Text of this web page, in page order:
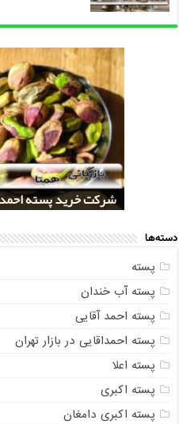
خرید کلی پسته شور
شرکت خرید پسته
قیمت تولید پسته
مراکز خريد پسته
شرکت خرید پسته
دسته‌ها
پسته
پسته آب خندان
پسته احمد آقایی
پسته احمداقایی در بازار تهران
پسته اعلا
پسته اکبری
پسته اکبری دامغان